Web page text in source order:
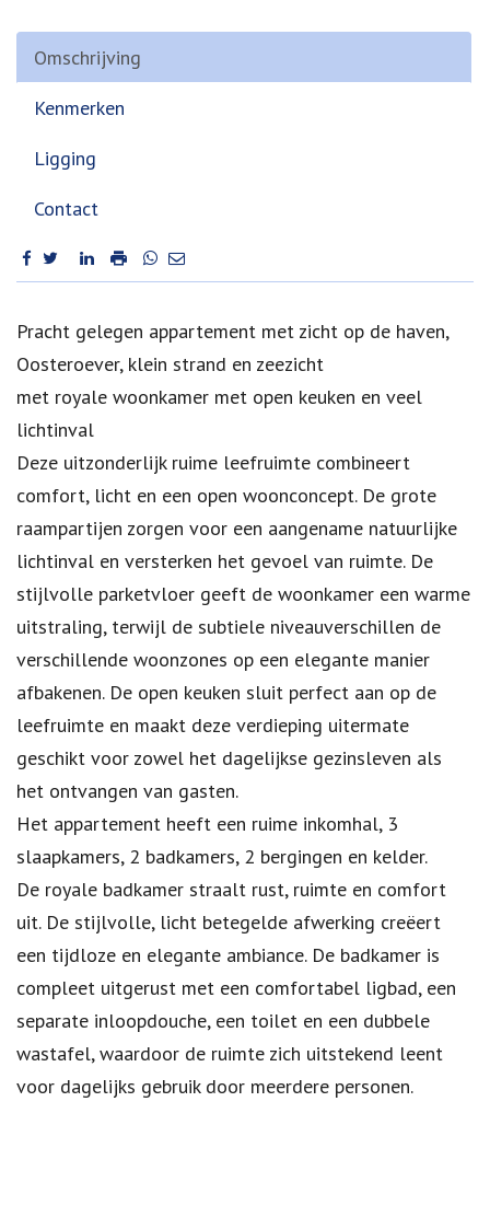
Omschrijving
Kenmerken
Ligging
Contact
Omschrijving
Pracht gelegen appartement met zicht op de haven,
Oosteroever, klein strand en zeezicht
met royale woonkamer met open keuken en veel
lichtinval
Deze uitzonderlijk ruime leefruimte combineert
comfort, licht en een open woonconcept. De grote
raampartijen zorgen voor een aangename natuurlijke
lichtinval en versterken het gevoel van ruimte. De
stijlvolle parketvloer geeft de woonkamer een warme
uitstraling, terwijl de subtiele niveauverschillen de
verschillende woonzones op een elegante manier
afbakenen. De open keuken sluit perfect aan op de
leefruimte en maakt deze verdieping uitermate
geschikt voor zowel het dagelijkse gezinsleven als
het ontvangen van gasten.
Het appartement heeft een ruime inkomhal, 3
slaapkamers, 2 badkamers, 2 bergingen en kelder.
De royale badkamer straalt rust, ruimte en comfort
uit. De stijlvolle, licht betegelde afwerking creëert
een tijdloze en elegante ambiance. De badkamer is
compleet uitgerust met een comfortabel ligbad, een
separate inloopdouche, een toilet en een dubbele
wastafel, waardoor de ruimte zich uitstekend leent
voor dagelijks gebruik door meerdere personen.